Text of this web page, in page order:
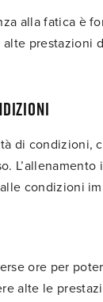
alla fatica è
prestazioni
di condizioni,
condizioni
ore per
alte le